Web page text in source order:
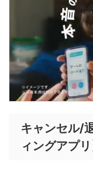
キャンセル/
ィングアプリ